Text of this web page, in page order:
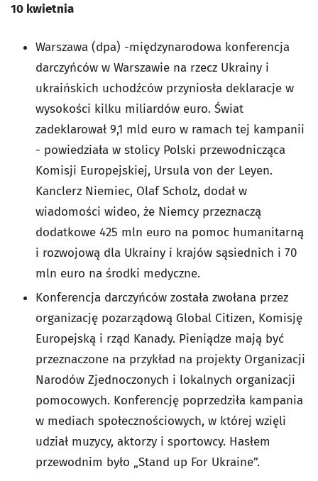
10 kwietnia
Warszawa (dpa) -międzynarodowa konferencja
darczyńców w Warszawie na rzecz Ukrainy i
ukraińskich uchodźców przyniosła deklaracje w
wysokości kilku miliardów euro. Świat
zadeklarował 9,1 mld euro w ramach tej kampanii
- powiedziała w stolicy Polski przewodnicząca
Komisji Europejskiej, Ursula von der Leyen.
Kanclerz Niemiec, Olaf Scholz, dodał w
wiadomości wideo, że Niemcy przeznaczą
dodatkowe 425 mln euro na pomoc humanitarną
i rozwojową dla Ukrainy i krajów sąsiednich i 70
mln euro na środki medyczne.
Konferencja darczyńców została zwołana przez
organizację pozarządową Global Citizen, Komisję
Europejską i rząd Kanady. Pieniądze mają być
przeznaczone na przykład na projekty Organizacji
Narodów Zjednoczonych i lokalnych organizacji
pomocowych. Konferencję poprzedziła kampania
w mediach społecznościowych, w której wzięli
udział muzycy, aktorzy i sportowcy. Hasłem
przewodnim było „Stand up For Ukraine”.